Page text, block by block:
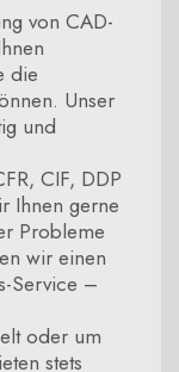
von CAD-
die
Unser
und
CIF, DDP
Ihnen gerne
Probleme
wir einen
Service –
oder um
stets